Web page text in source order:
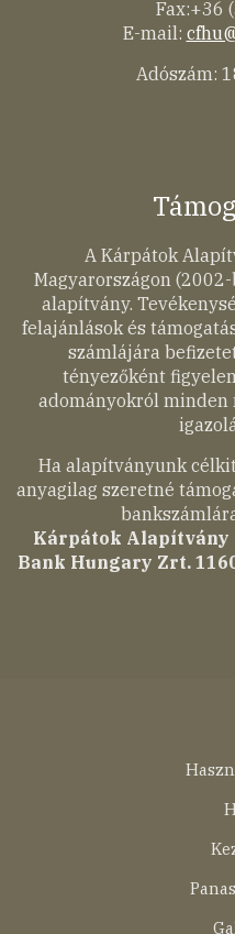
Fax:+36
E-mail:
Adószám:
A Kárpátok
Magyarországon
alapítvány.
felajánlások és
számlájára
tényezőként
adományokról minden
Ha alapítványunk
anyagilag szeretné
Kárpátok Alapítvány
Bank Hungary Zrt.